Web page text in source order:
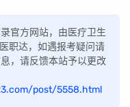
官方网站，由医疗卫生
职达，如遇报考疑问请
，请反馈本站予以更改
post/5558.html